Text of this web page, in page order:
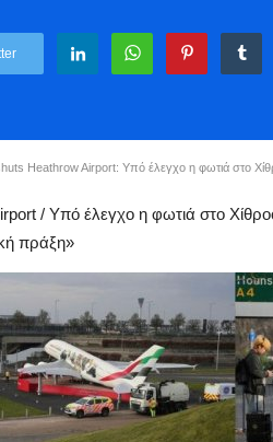
Heathrow Airport: Υπό έλεγχο η φωτιά στο
/ Υπό έλεγχο η φωτιά στο
πράξη»